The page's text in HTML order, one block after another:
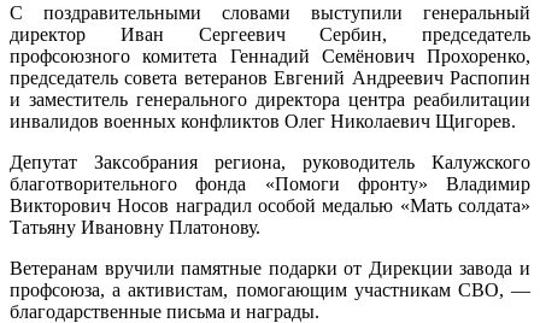
С поздравительными словами выступили генеральный
директор Иван Сергеевич Сербин, председатель
профсоюзного комитета Геннадий Семёнович Прохоренко,
председатель совета ветеранов Евгений Андреевич Распопин
и заместитель генерального директора центра реабилитации
инвалидов военных конфликтов Олег Николаевич Щигорев.
Депутат Заксобрания региона, руководитель Калужского
благотворительного фонда «Помоги фронту» Владимир
Викторович Носов наградил особой медалью «Мать солдата»
Татьяну Ивановну Платонову.
Ветеранам вручили памятные подарки от Дирекции завода и
профсоюза, а активистам, помогающим участникам СВО, —
благодарственные письма и награды.